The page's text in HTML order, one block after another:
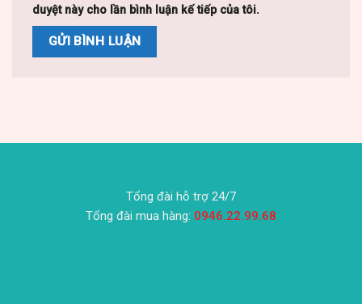
duyệt này cho lần bình luận kế tiếp của tôi.
Tổng đài hỗ trợ 24/7
Tổng đài mua hàng: 0946.22.99.68